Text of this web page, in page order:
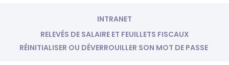
INTRANET
RELEVÉS DE SALAIRE ET FEUILLETS FISCAUX
RÉINITIALISER OU DÉVERROUILLER SON MOT DE PASSE